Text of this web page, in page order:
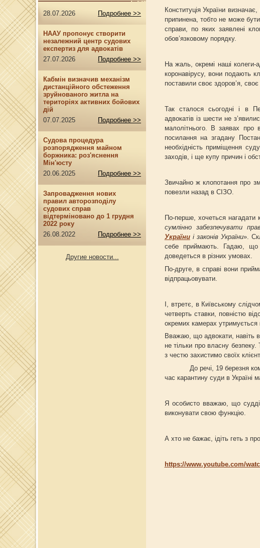
28.07.2026 Подробнее >>
НААУ пропонує створити
незалежний центр судових
експертиз для адвокатів
27.07.2026
Подробнее >>
Кабмін визначив механізм
дистанційного обстеження
зруйнованого житла на
територіях активних бойових
дій
07.07.2025
Подробнее >>
Судова процедура
розпорядження майном
боржника: роз'яснення
Мін'юсту
20.06.2025
Подробнее >>
Запровадження нових
правил авторозподілу
судових справ
відтерміновано до 1 грудня
2022 року
26.08.2022
Подробнее >>
Другие новости...
Конституція України
припинена, тобто не може
справи, по яких заявлені
обов’язковому порядку.
На жаль, окремі наші колеги-
коронавірусу, вони подають
поставили своє здоров’я,
Так сталося сьогодні і в
адвокатів із шести не
малолітнього. В заявах про
посилання на згадану
необхідність приміщення
заходів, і ще купу причин і
Звичайно ж клопотання про
повезли назад в СІЗО.
По-перше, хочеться
сумлінно забезпечувати
Україниі законів України».
себе приймають. Гадаю,
доведеться в різних умовах.
По-друге, в справі вони
відпрацьовувати.
І, втретє, в Київському
четверть ставки, повністю
окремих камерах утримується
Вважаю, що адвокати, навіть в
не тільки про власну
з честю захистимо своїх
До речі, 19 березня
час карантину суди в Україні
Я особисто вважаю, що
виконувати свою функцію.
А хто не бажає, ідіть геть з
https://www.youtube.com/